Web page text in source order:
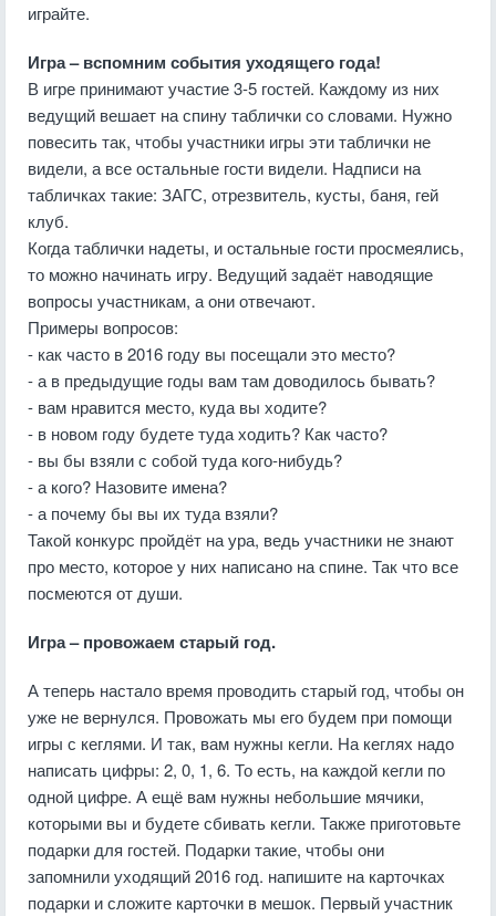
играйте.
Игра – вспомним события уходящего года!
В игре принимают участие 3-5 гостей. Каждому из них
ведущий вешает на спину таблички со словами. Нужно
повесить так, чтобы участники игры эти таблички не
видели, а все остальные гости видели. Надписи на
табличках такие: ЗАГС, отрезвитель, кусты, баня, гей
клуб.
Когда таблички надеты, и остальные гости просмеялись,
то можно начинать игру. Ведущий задаёт наводящие
вопросы участникам, а они отвечают.
Примеры вопросов:
- как часто в 2016 году вы посещали это место?
- а в предыдущие годы вам там доводилось бывать?
- вам нравится место, куда вы ходите?
- в новом году будете туда ходить? Как часто?
- вы бы взяли с собой туда кого-нибудь?
- а кого? Назовите имена?
- а почему бы вы их туда взяли?
Такой конкурс пройдёт на ура, ведь участники не знают
про место, которое у них написано на спине. Так что все
посмеются от души.
Игра – провожаем старый год.
А теперь настало время проводить старый год, чтобы он
уже не вернулся. Провожать мы его будем при помощи
игры с кеглями. И так, вам нужны кегли. На кеглях надо
написать цифры: 2, 0, 1, 6. То есть, на каждой кегли по
одной цифре. А ещё вам нужны небольшие мячики,
которыми вы и будете сбивать кегли. Также приготовьте
подарки для гостей. Подарки такие, чтобы они
запомнили уходящий 2016 год. напишите на карточках
подарки и сложите карточки в мешок. Первый участник